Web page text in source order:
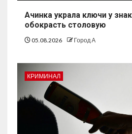
Ачинка украла ключи у
обокрасть столовую
05.08.2026 Город А
КРИМИНАЛ